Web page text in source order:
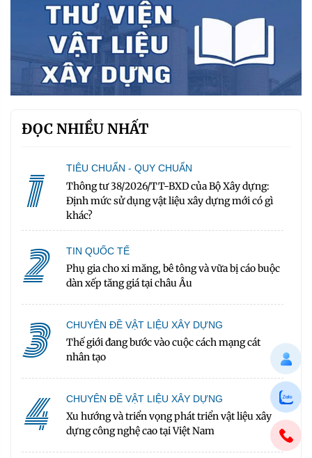
ĐỌC NHIỀU NHẤT
1 TIÊU CHUẨN - QUY CHUẨN
Thông tư 38/2026/TT-BXD của Bộ Xây dựng:
Định mức sử dụng vật liệu xây dựng mới có gì
khác?
2 TIN QUỐC TẾ
Phụ gia cho xi măng, bê tông và vữa bị cáo buộc
dàn xếp tăng giá tại châu Âu
3 CHUYÊN ĐỀ VẬT LIỆU XÂY DỰNG
Thế giới đang bước vào cuộc cách mạng cát
nhân tạo
4 CHUYÊN ĐỀ VẬT LIỆU XÂY DỰNG
Xu hướng và triển vọng phát triển vật liệu xây
dựng công nghệ cao tại Việt Nam